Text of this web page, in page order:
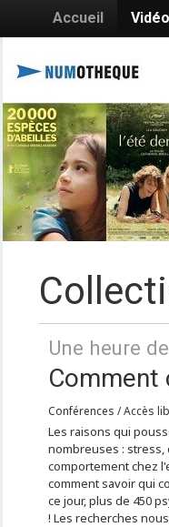
Accueil
Une heure
Comment
Conférences / Accès
Les raisons qui
nombreuses :
comportement chez
comment savoir qui
ce jour, plus de 450
! Les recherches